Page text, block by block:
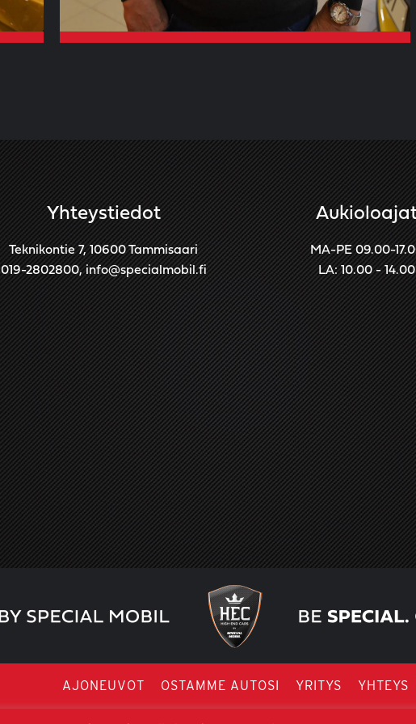
Yhteystiedot
Teknikontie 7, 10600 Tammisaari
019-2802800,info@specialmobil.fi
MA-PE 09.00-
LA: 10.00 - 14.00
AJONEUVOT OSTAMME AUTOSI YRITYS YHTEYS